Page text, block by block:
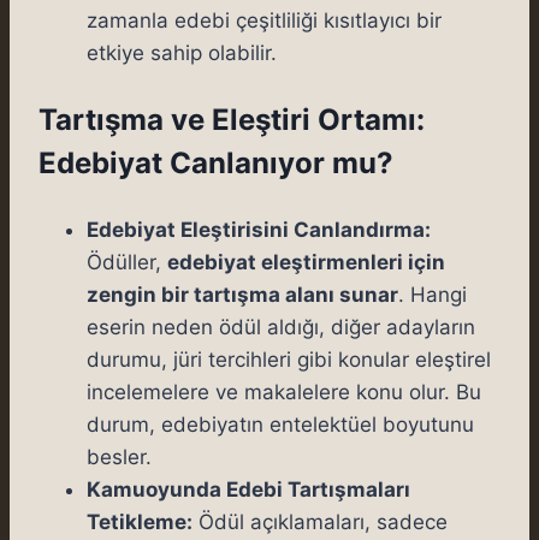
zamanla edebi çeşitliliği kısıtlayıcı bir
etkiye sahip olabilir.
Tartışma ve Eleştiri Ortamı:
Edebiyat Canlanıyor mu?
Edebiyat Eleştirisini Canlandırma:
Ödüller, edebiyat eleştirmenleri için
zengin bir tartışma alanı sunar. Hangi
eserin neden ödül aldığı, diğer adayların
durumu, jüri tercihleri gibi konular eleştirel
incelemelere ve makalelere konu olur. Bu
durum, edebiyatın entelektüel boyutunu
besler.
Kamuoyunda Edebi Tartışmaları
Tetikleme: Ödül açıklamaları, sadece